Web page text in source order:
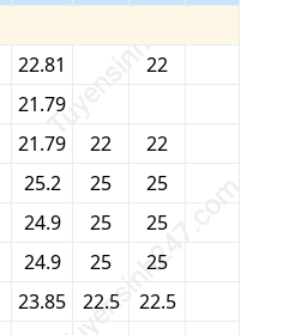
22.81
22
21.79
21.79 22
22
25.2 25
25
24.9 25
25
24.9 25
25
23.85 22.5
22.5